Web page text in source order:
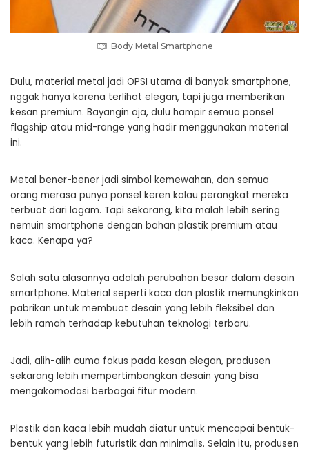
Body Metal Smartphone
Dulu, material metal jadi OPSI utama di banyak smartphone,
nggak hanya karena terlihat elegan, tapi juga memberikan
kesan premium. Bayangin aja, dulu hampir semua ponsel
flagship atau mid-range yang hadir menggunakan material
ini.
Metal bener-bener jadi simbol kemewahan, dan semua
orang merasa punya ponsel keren kalau perangkat mereka
terbuat dari logam. Tapi sekarang, kita malah lebih sering
nemuin smartphone dengan bahan plastik premium atau
kaca. Kenapa ya?
Salah satu alasannya adalah perubahan besar dalam desain
smartphone. Material seperti kaca dan plastik memungkinkan
pabrikan untuk membuat desain yang lebih fleksibel dan
lebih ramah terhadap kebutuhan teknologi terbaru.
Jadi, alih-alih cuma fokus pada kesan elegan, produsen
sekarang lebih mempertimbangkan desain yang bisa
mengakomodasi berbagai fitur modern.
Plastik dan kaca lebih mudah diatur untuk mencapai bentuk-
bentuk yang lebih futuristik dan minimalis. Selain itu, produsen